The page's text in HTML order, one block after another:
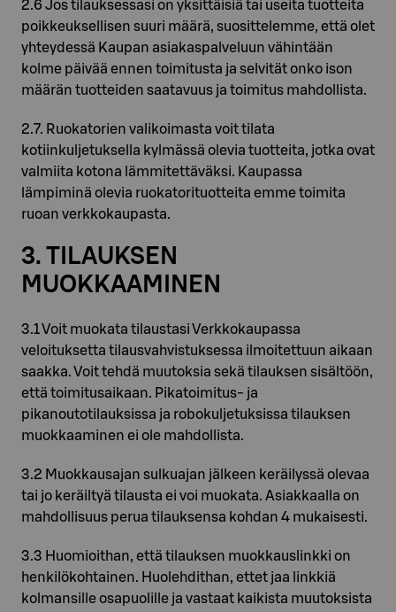
2.6 Jos tilauksessasi on yksittäisiä tai useita tuotteita
poikkeuksellisen suuri määrä, suosittelemme, että olet
yhteydessä Kaupan asiakaspalveluun vähintään
kolme päivää ennen toimitusta ja selvität onko ison
määrän tuotteiden saatavuus ja toimitus mahdollista.
2.7. Ruokatorien valikoimasta voit tilata
kotiinkuljetuksella kylmässä olevia tuotteita, jotka ovat
valmiita kotona lämmitettäväksi. Kaupassa
lämpiminä olevia ruokatorituotteita emme toimita
ruoan verkkokaupasta.
3. TILAUKSEN
MUOKKAAMINEN
3.1 Voit muokata tilaustasi Verkkokaupassa
veloituksetta tilausvahvistuksessa ilmoitettuun aikaan
saakka. Voit tehdä muutoksia sekä tilauksen sisältöön,
että toimitusaikaan. Pikatoimitus- ja
pikanoutotilauksissa ja robokuljetuksissa tilauksen
muokkaaminen ei ole mahdollista.
3.2 Muokkausajan sulkuajan jälkeen keräilyssä olevaa
tai jo keräiltyä tilausta ei voi muokata. Asiakkaalla on
mahdollisuus perua tilauksensa kohdan 4 mukaisesti.
3.3 Huomioithan, että tilauksen muokkauslinkki on
henkilökohtainen. Huolehdithan, ettet jaa linkkiä
kolmansille osapuolille ja vastaat kaikista muutoksista